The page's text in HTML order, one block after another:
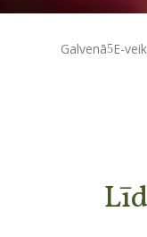
Galvenā E-